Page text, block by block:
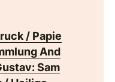
/ Papie
And
Sam